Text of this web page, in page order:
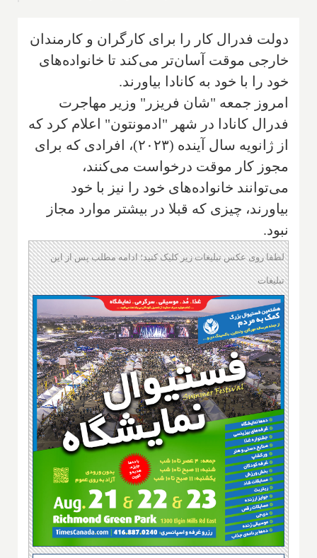
دولت فدرال کار را برای کارگران و کارمندان
خارجی موقت آسان‌تر می‌کند تا خانواده‌های
خود را با خود به کانادا بیاورند.
امروز جمعه "شان فریزر" وزیر مهاجرت
فدرال کانادا در شهر "ادمونتون" اعلام کرد که
از ژانویه سال آینده (۲۰۲۳)، افرادی که برای
مجوز کار موقت درخواست می‌کنند،
می‌توانند خانواده‌های خود را نیز با خود
بیاورند، چیزی که قبلا در بیشتر موارد مجاز
نبود.
لطفا روی عکس تبلیغات زیر کلیک کنید؛ ادامه مطلب پس از این
تبلیغات